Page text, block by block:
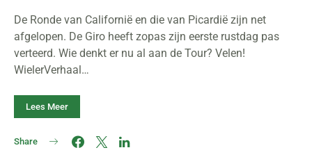
De Ronde van Californië en die van Picardië zijn net
afgelopen. De Giro heeft zopas zijn eerste rustdag pas
verteerd. Wie denkt er nu al aan de Tour? Velen!
WielerVerhaal…
Lees Meer
Share